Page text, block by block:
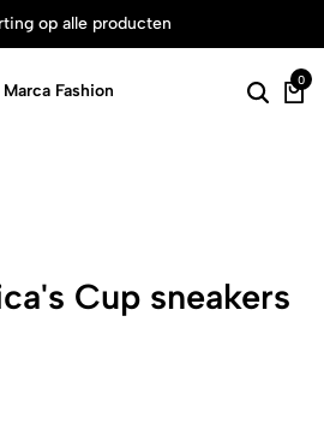
op alle producten
0
Cup sneakers